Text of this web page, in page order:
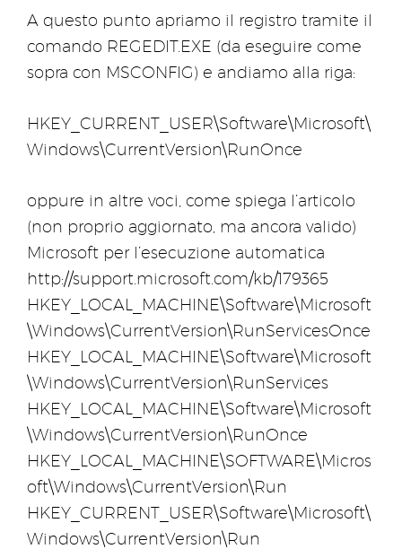
A questo punto apriamo il registro tramite il
comando REGEDIT.EXE (da eseguire come
sopra con MSCONFIG) e andiamo alla riga:
HKEY_CURRENT_USER\Software\Microsoft\
Windows\CurrentVersion\RunOnce
oppure in altre voci, come spiega l’articolo
(non proprio aggiornato, ma ancora valido)
Microsoft per l’esecuzione automatica
http://support.microsoft.com/kb/179365
HKEY_LOCAL_MACHINE\Software\Microsoft
\Windows\CurrentVersion\RunServicesOnce
HKEY_LOCAL_MACHINE\Software\Microsoft
\Windows\CurrentVersion\RunServices
HKEY_LOCAL_MACHINE\Software\Microsoft
\Windows\CurrentVersion\RunOnce
HKEY_LOCAL_MACHINE\SOFTWARE\Micros
oft\Windows\CurrentVersion\Run
HKEY_CURRENT_USER\Software\Microsoft\
Windows\CurrentVersion\Run